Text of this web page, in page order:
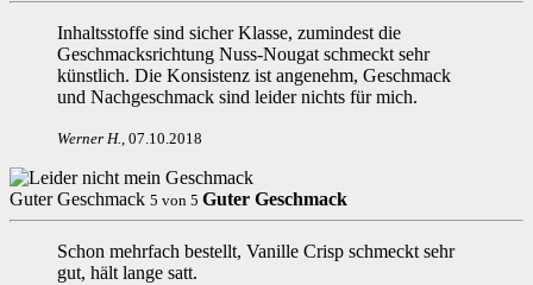
Inhaltsstoffe sind sicher Klasse, zumindest die
Geschmacksrichtung Nuss-Nougat schmeckt sehr
künstlich. Die Konsistenz ist angenehm, Geschmack
und Nachgeschmack sind leider nichts für mich.
Werner H., 07.10.2018
Guter Geschmack 5 von 5 Guter Geschmack
Schon mehrfach bestellt, Vanille Crisp schmeckt sehr
gut, hält lange satt.